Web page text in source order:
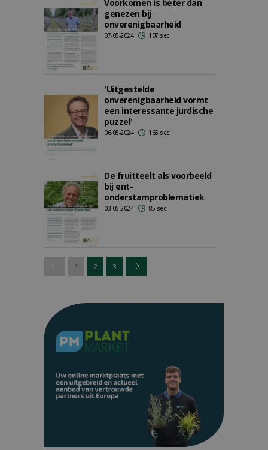
Voorkomen is beter dan
genezen bij
onverenigbaarheid
07-05-2024 107 sec
'Uitgestelde
onverenigbaarheid vormt
een interessante jurdische
puzzel'
06-05-2024 165 sec
De fruitteelt als voorbeeld
bij ent-
onderstamproblematiek
03-05-2024 85 sec
1 2 3